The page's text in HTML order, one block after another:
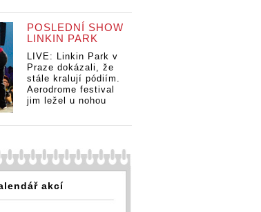
POSLEDNÍ SHOW
LINKIN PARK
LIVE: Linkin Park v
Praze dokázali, že
stále kralují pódiím.
Aerodrome festival
jim ležel u nohou
akcí